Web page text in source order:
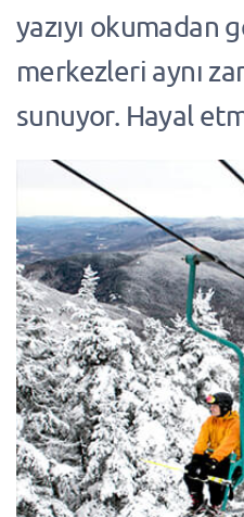
yazıyı okumadan
merkezleri aynı
sunuyor. Hayal